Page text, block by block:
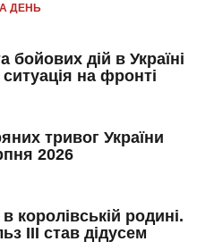
ДЕНЬ
бойових дій в Україні
на фронті
тривог України
2026
королівській родині.
III став дідусем